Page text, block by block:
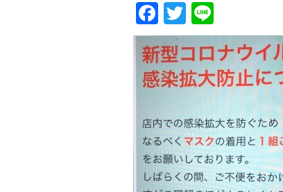
F
a
c
e
o
o
k
T
wi
tt
er
n
e